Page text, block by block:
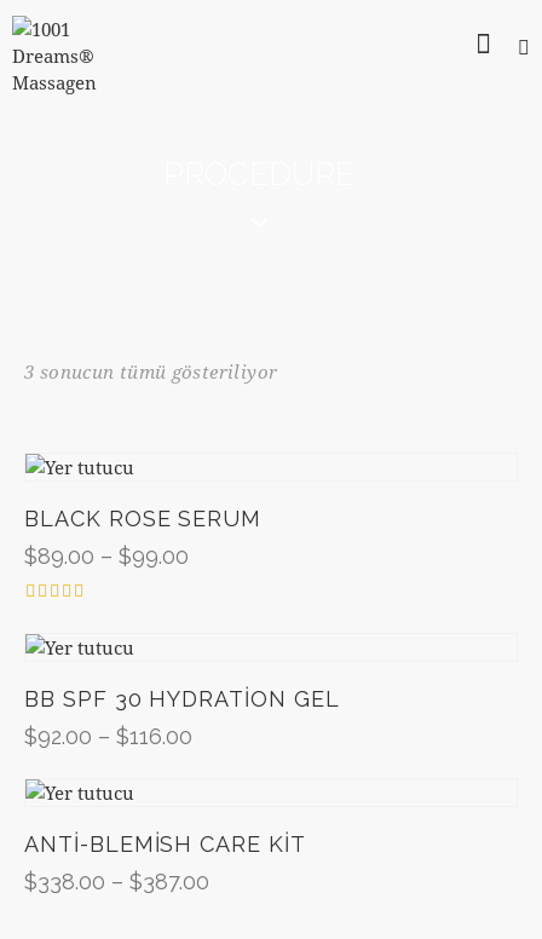
3 sonucun tümü gösteriliyor
BLACK ROSE SERUM
$89.00 – $99.00
üzerinden
5.00
BB SPF 30 HYDRATION GEL
$92.00 – $116.00
ANTI-BLEMISH CARE KIT
$338.00 – $387.00